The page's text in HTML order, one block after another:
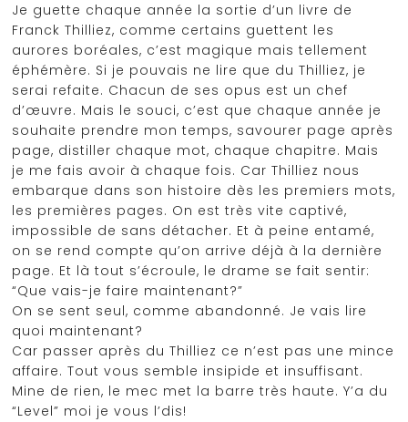
Je guette chaque année la sortie d’un livre de
Franck Thilliez, comme certains guettent les
aurores boréales, c’est magique mais tellement
éphémère. Si je pouvais ne lire que du Thilliez, je
serai refaite. Chacun de ses opus est un chef
d’œuvre. Mais le souci, c’est que chaque année je
souhaite prendre mon temps, savourer page après
page, distiller chaque mot, chaque chapitre. Mais
je me fais avoir à chaque fois. Car Thilliez nous
embarque dans son histoire dès les premiers mots,
les premières pages. On est très vite captivé,
impossible de sans détacher. Et à peine entamé,
on se rend compte qu’on arrive déjà à la dernière
page. Et là tout s’écroule, le drame se fait sentir:
“Que vais-je faire maintenant?”
On se sent seul, comme abandonné. Je vais lire
quoi maintenant?
Car passer après du Thilliez ce n’est pas une mince
affaire. Tout vous semble insipide et insuffisant.
Mine de rien, le mec met la barre très haute. Y’a du
“Level” moi je vous l’dis!